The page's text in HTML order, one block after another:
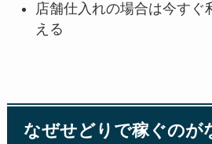
店舗仕入れの場合は今すぐ
える
なぜせどりで稼ぐのが